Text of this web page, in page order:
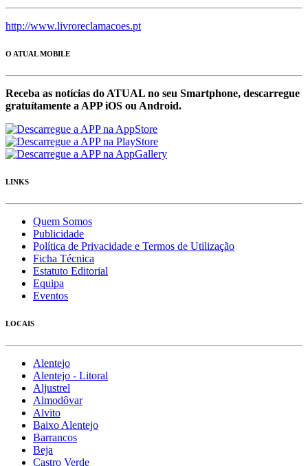
http://www.livroreclamacoes.pt
O ATUAL MOBILE
Receba as notícias do ATUAL no seu Smartphone, descarregue
gratuítamente a APP iOS ou Android.
LINKS
Quem Somos
Publicidade
Política de Privacidade e Termos de Utilização
Ficha Técnica
Estatuto Editorial
Equipa
Eventos
LOCAIS
Alentejo
Alentejo - Litoral
Aljustrel
Almodôvar
Alvito
Baixo Alentejo
Barrancos
Beja
Castro Verde